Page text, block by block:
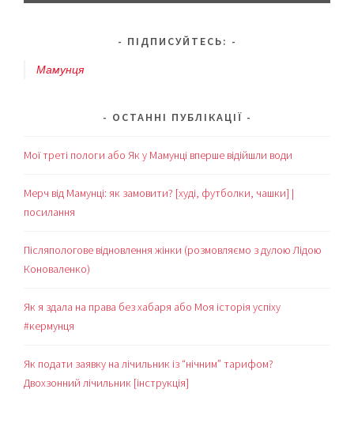
ПІДПИСУЙТЕСЬ:
Мамунця
ОСТАННІ ПУБЛІКАЦІЇ
Мої треті пологи або Як у Мамунці вперше відійшли води
Мерч від Мамунці: як замовити? [худі, футболки, чашки] |
посилання
Післяпологове відновлення жінки (розмовляємо з дулою Лідою
Коноваленко)
Як я здала на права без хабаря або Моя історія успіху
#кермунця
Як подати заявку на лічильник із “нічним” тарифом?
Двохзонний лічильник [інструкція]